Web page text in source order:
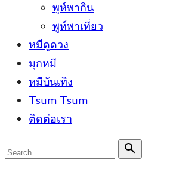
พูห์พากิน
พูห์พาเที่ยว
หมีดูดวง
มุกหมี
หมีบันเทิง
Tsum Tsum
ติดต่อเรา
Search

Search